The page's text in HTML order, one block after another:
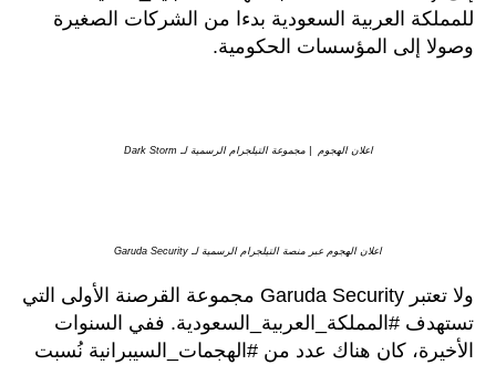
للمملكة العربية السعودية بدءا من الشركات الصغيرة
وصولا إلى المؤسسات الحكومية.
اعلان الهجوم | مجموعة التيلجرام الرسمية لـ Dark Storm
اعلان الهجوم عبر منصة التيلجرام الرسمية لـ Garuda Security
ولا تعتبر Garuda Security مجموعة القرصنة الأولى التي
تستهدف #المملكة_العربية_السعودية. ففي السنوات
الأخيرة، كان هناك عدد من #الهجمات_السيبرانية نُسبت